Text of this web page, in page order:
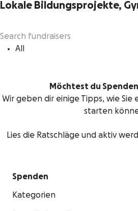
Lokale Bildungsprojekte,
All
Möchtest du
Wir geben dir einige Tipps, wie Sie
starten
Lies die Ratschläge und aktiv
Spenden
Kategorien